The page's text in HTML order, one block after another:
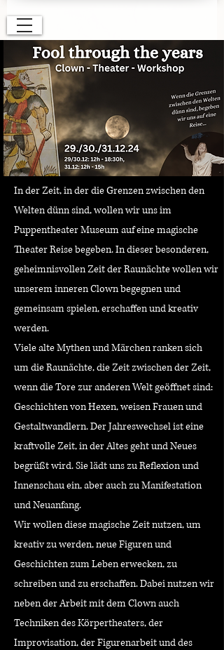
In der Zeit, in der die Grenzen zwischen den
Welten dünn sind, wollen wir uns im
Puppentheater Museum auf eine magische
Theater Reise begeben. In dieser besonderen,
geheimnisvollen Zeit der Raunächte wollen wir
unserem inneren Clown begegnen und
gemeinsam spielen, erschaffen und kreativ
werden.
Viele alte Mythen und Märchen ranken sich
um die Raunächte, die Zeit zwischen der Zeit,
wenn die Tore zur anderen Welt geöffnet sind:
Geschichten von Hexen, weisen Frauen und
Gestaltwandlern. Der Jahreswechsel ist eine
kraftvolle Zeit, in der Altes geht und Neues
begrüßt wird. Sie lädt uns zu Reflexion und
Innenschau ein, aber auch zu Manifestation
und Neuanfang.
Wir wollen diese magische Zeit nutzen, um
kreativ zu werden, neue Figuren und
Geschichten zum Leben erwecken, zu
schreiben und zu erschaffen. Dabei nutzen wir
neben der Arbeit mit dem Clown auch
Techniken des Körpertheaters, der
Improvisation, der Figurenarbeit und des